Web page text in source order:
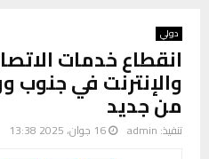
دولي
انقطاع خدمات
والإنترنت في
من جديد
تنفيذ: admin 16 جوان، 2025 13:38